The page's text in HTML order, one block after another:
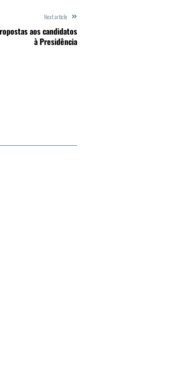
Next article
aos candidatos
à Presidência